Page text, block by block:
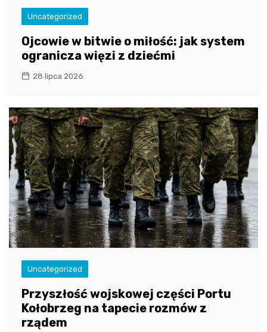
Uncategorized
Ojcowie w bitwie o miłość: jak system
ogranicza więzi z dziećmi
28 lipca 2026
Uncategorized
Przyszłość wojskowej części Portu
Kołobrzeg na tapecie rozmów z
rządem